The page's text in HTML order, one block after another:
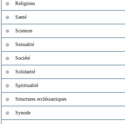
Religions
Santé
Sciences
Sexualité
Société
Solidarité
Spiritualité
Structures ecclésiastiques
Synode